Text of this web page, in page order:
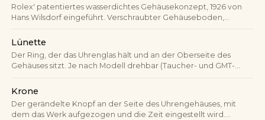
Rolex' patentiertes wasserdichtes Gehäusekonzept, 1926 von
Hans Wilsdorf eingeführt. Verschraubter Gehäuseboden,
verschraubte Krone und gedichtetes Glas erzeugen eine
hermetische Schutzhülle für das Werk — das Gehäuseprinzip,
Lünette
Der Ring, der das Uhrenglas hält und an der Oberseite des
Gehäuses sitzt. Je nach Modell drehbar (Taucher- und GMT-
Lünetten) oder fest (geriffelt, glatt, mit Tachymeter-Skala).
Materialwahl und Funktion bestimmen Charakter und Wert
Krone
Der gerändelte Knopf an der Seite des Uhrengehäuses, mit
dem das Werk aufgezogen und die Zeit eingestellt wird.